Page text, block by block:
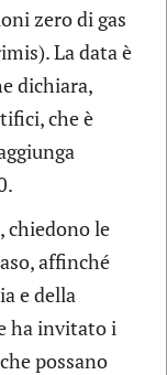
zero di gas
La data è
dichiara,
che è
chiedono le
affinché
e della
ha invitato i
possano